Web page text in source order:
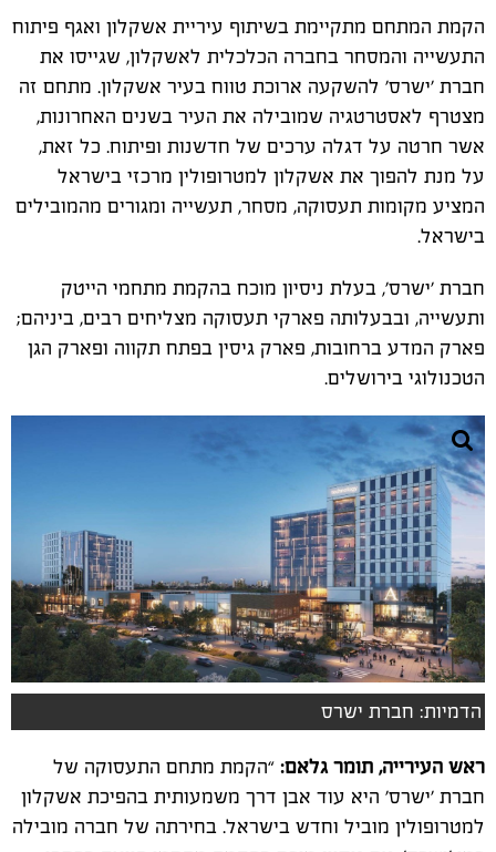
הקמת המתחם מתקיימת בשיתוף עיריית אשקלון ואגף פיתוח
התעשייה והמסחר בחברה הכלכלית לאשקלון, שגייסו את
חברת 'ישרס' להשקעה ארוכת טווח בעיר אשקלון. מתחם זה
מצטרף לאסטרטגיה שמובילה את העיר בשנים האחרונות,
אשר חרטה על דגלה ערכים של חדשנות ופיתוח. כל זאת,
על מנת להפוך את אשקלון למטרופולין מרכזי בישראל
המציע מקומות תעסוקה, מסחר, תעשייה ומגורים מהמובילים
בישראל.
חברת 'ישרס', בעלת ניסיון מוכח בהקמת מתחמי הייטק
ותעשייה, ובבעלותה פארקי תעסוקה מצליחים רבים, ביניהם;
פארק המדע ברחובות, פארק גיסין בפתח תקווה ופארק הגן
הטכנולוגי בירושלים.
הדמיות: חברת ישרס
ראש העירייה, תומר גלאם: “הקמת מתחם התעסוקה של
חברת 'ישרס' היא עוד אבן דרך משמעותית בהפיכת אשקלון
למטרופולין מוביל וחדש בישראל. בחירתה של חברה מובילה